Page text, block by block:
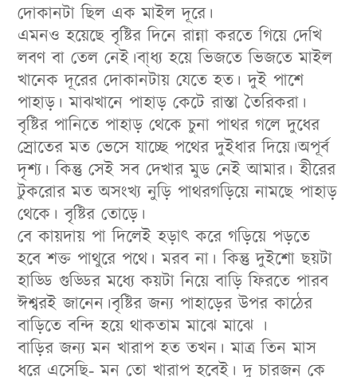
দোকানটা ছিল এক মাইল দূরে।
এমনও হয়েছে বৃষ্টির দিনে রান্না করতে গিয়ে দেখি
লবণ বা তেল নেই।বা্ধ্য হয়ে ভিজতে ভিজতে মাইল
খানেক দূরের দোকানটায় যেতে হত। দুই পাশে
পাহাড়। মাঝখানে পাহাড় কেটে রাস্তা তৈরিকরা।
বৃষ্টির পানিতে পাহাড় থেকে চুনা পাথর গলে দুধের
স্রোতের মত ভেসে যাচ্ছে পথের দুইধার দিয়ে।অপূর্ব
দৃশ্য। কিন্তু সেই সব দেখার মুড নেই আমার। হীরের
টুকরোর মত অসংখ্য নুড়ি পাথরগড়িয়ে নামছে পাহাড়
থেকে। বৃষ্টির তোড়ে।
বে কায়দায় পা দিলেই হড়াৎ করে গড়িয়ে পড়তে
হবে শক্ত পাথুরে পথে। মরব না। কিন্তু দুইশো ছয়টা
হাড্ডি গুড্ডির মধ্যে কয়টা নিয়ে বাড়ি ফিরতে পারব
ঈশ্বরই জানেন।বৃষ্টির জন্য পাহাড়ের উপর কাঠের
বাড়িতে বন্দি হয়ে থাকতাম মাঝে মাঝে ।
বাড়ির জন্য মন খারাপ হত তখন। মাত্র তিন মাস
ধরে এসেছি- মন তো খারাপ হবেই। দু চারজন কে